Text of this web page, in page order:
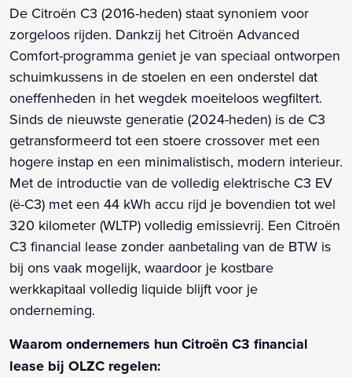
De Citroën C3 (2016-heden) staat synoniem voor
zorgeloos rijden. Dankzij het Citroën Advanced
Comfort-programma geniet je van speciaal ontworpen
schuimkussens in de stoelen en een onderstel dat
oneffenheden in het wegdek moeiteloos wegfiltert.
Sinds de nieuwste generatie (2024-heden) is de C3
getransformeerd tot een stoere crossover met een
hogere instap en een minimalistisch, modern interieur.
Met de introductie van de volledig elektrische C3 EV
(ë-C3) met een 44 kWh accu rijd je bovendien tot wel
320 kilometer (WLTP) volledig emissievrij. Een Citroën
C3 financial lease zonder aanbetaling van de BTW is
bij ons vaak mogelijk, waardoor je kostbare
werkkapitaal volledig liquide blijft voor je
onderneming.
Waarom ondernemers hun Citroën C3 financial
lease bij OLZC regelen: